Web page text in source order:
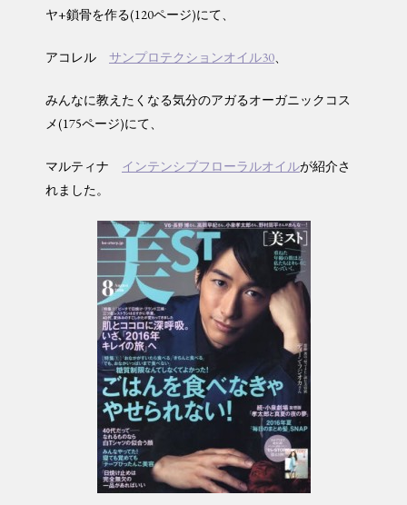
ヤ+鎖骨を作る(120ページ)にて、
アコレル サンプロテクションオイル30、
みんなに教えたくなる気分のアガるオーガニックコス
メ(175ページ)にて、
マルティナ インテンシブフローラルオイルが紹介さ
れました。